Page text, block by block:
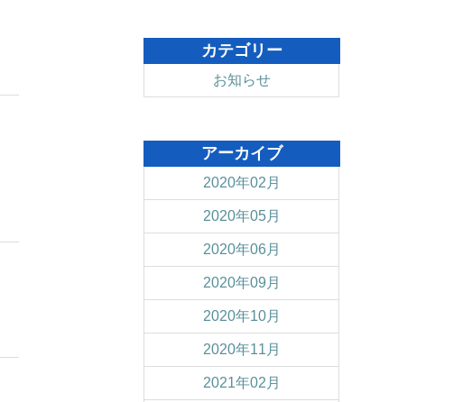
カテゴリー
お知らせ
アーカイブ
2020年02月
2020年05月
2020年06月
2020年09月
2020年10月
2020年11月
2021年02月